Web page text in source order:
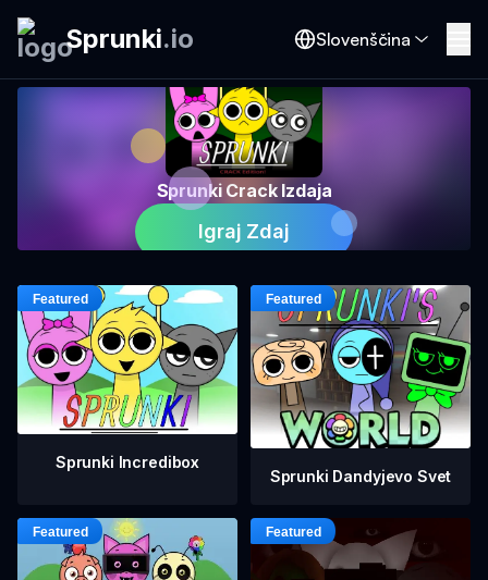
Sprunki.io Slovenščina
Sprunki Crack Izdaja
Igraj Zdaj
Sprunki Incredibox
Sprunki Dandyjevo Svet